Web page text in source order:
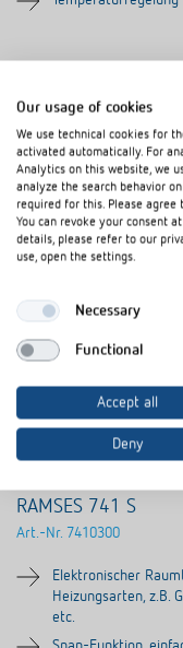
Temperaturregelung
RAMSES 741 S
Elektronischer
Heizungsarten, z.B.
Our usage of cookies
We use technical cookies for
activated automatically. For
Analytics on this website, we
analyze the search behavior
required for this. Please
You can revoke your consent
details, please refer to our
use, open the settings.
Necessary
Functional
Accept all
Deny